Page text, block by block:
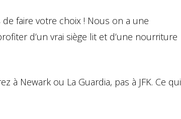
faire votre choix ! Nous on a une
d’un vrai siège lit et d’une nourriture
Newark ou La Guardia, pas à JFK. Ce qui